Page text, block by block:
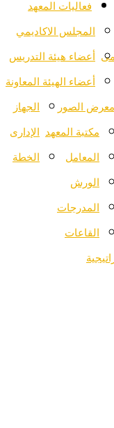
فعاليات المعهد
معرض الصور
مكتبة المعهد
المعامل
الورش
المدرجات
القاعات
المجلس الاكاديمي
أعضاء هيئة التدريس
أعضاء الهيئة المعاونة
الجهاز
الإدارى
الخطة